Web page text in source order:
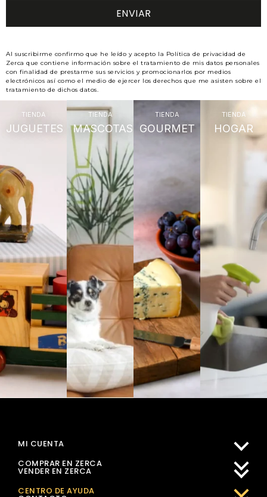
Al suscribirme confirmo que he leído y acepto la Política de privacidad de
Zerca que contiene información sobre el tratamiento de mis datos personales
con finalidad de prestarme sus servicios y promocionarlos por medios
electrónicos así como el medio de ejercer los derechos que me asisten sobre el
tratamiento de dichos datos.
TIENDA
JUGUETES
TIENDA
MASCOTAS
TIENDA
GOURMET
TIENDA
HOGAR
MI CUENTA
COMPRAR EN ZERCA
VENDER EN ZERCA
CENTRO DE AYUDA